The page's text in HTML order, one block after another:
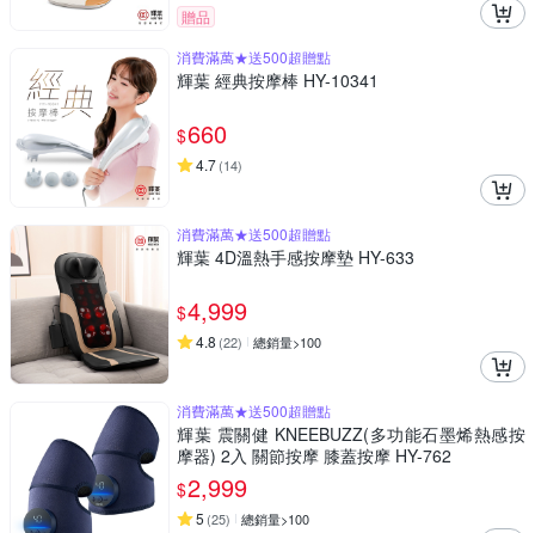
贈品
消費滿萬★送500超贈點
輝葉 經典按摩棒 HY-10341
$660
4.7(14)
消費滿萬★送500超贈點
輝葉 4D溫熱手感按摩墊 HY-633
$4,999
4.8 (22) 總銷量>100
消費滿萬★送500超贈點
輝葉 震關健 KNEEBUZZ(多功能石墨烯熱感按
摩器) 2入 關節按摩 膝蓋按摩 HY-762
$2,999
5 (25) 總銷量>100